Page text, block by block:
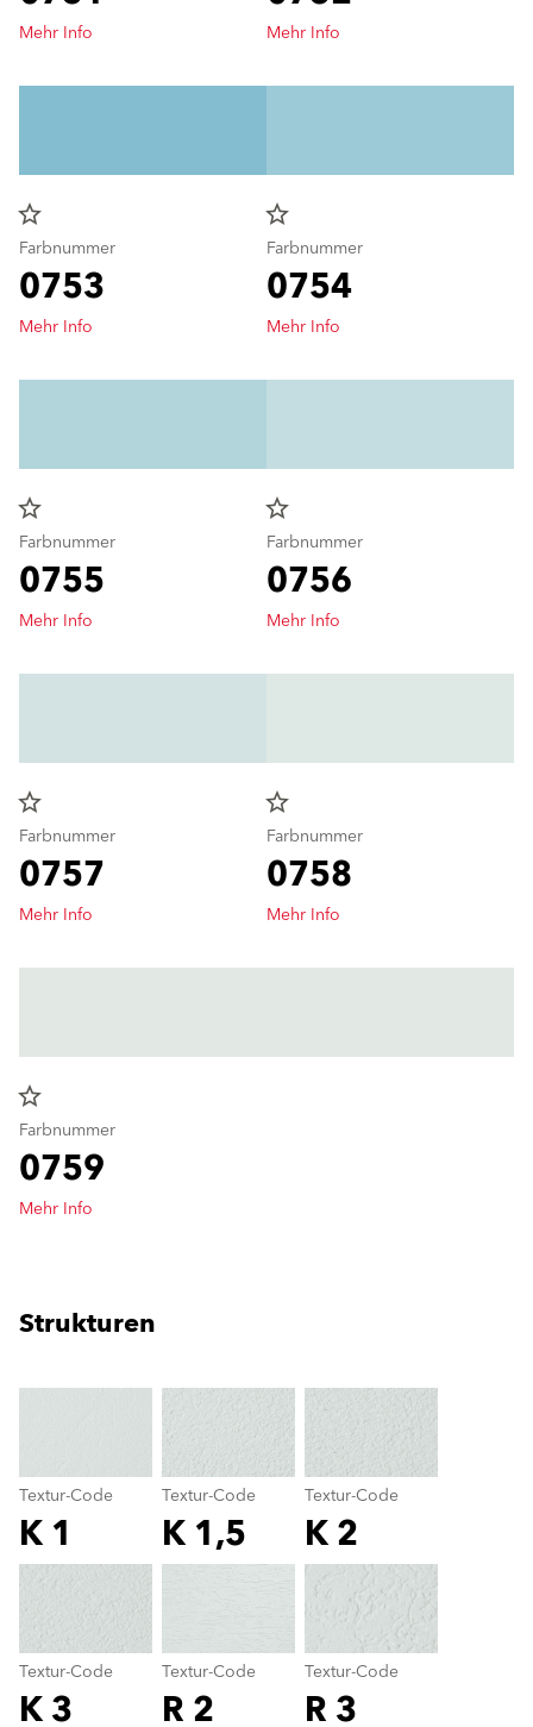
Mehr Info Mehr Info
star_border
Farbnummer
0753
Mehr Info
star_border
Farbnummer
0754
Mehr Info
star_border
Farbnummer
0755
Mehr Info
star_border
Farbnummer
0756
Mehr Info
star_border
Farbnummer
0757
Mehr Info
star_border
Farbnummer
0758
Mehr Info
star_border
Farbnummer
0759
Mehr Info
Strukturen
Textur-Code
K 1
Textur-Code
K 1,5
Textur-Code
K 2
Textur-Code
K 3
Textur-Code
R 2
Textur-Code
R 3
Textur-Code
color_name